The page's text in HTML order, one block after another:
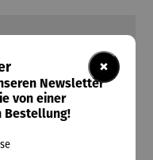
×
Newsletter
von einer
Bestellung!